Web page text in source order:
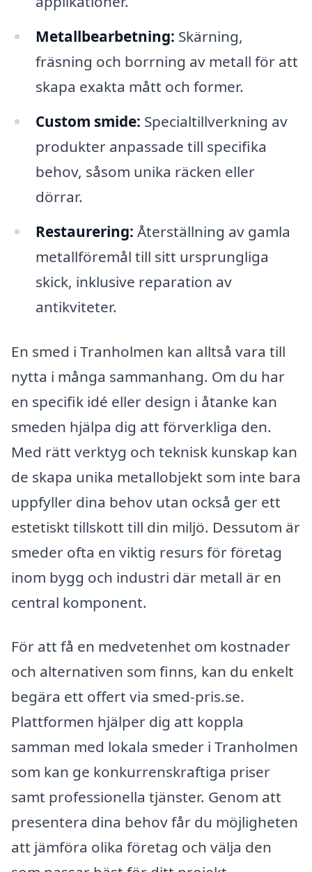
Metallbearbetning: Skärning,
fräsning och borrning av metall för att
skapa exakta mått och former.
Custom smide: Specialtillverkning av
produkter anpassade till specifika
behov, såsom unika räcken eller
dörrar.
Restaurering: Återställning av gamla
metallföremål till sitt ursprungliga
skick, inklusive reparation av
antikviteter.
En smed i Tranholmen kan alltså vara till
nytta i många sammanhang. Om du har
en specifik idé eller design i åtanke kan
smeden hjälpa dig att förverkliga den.
Med rätt verktyg och teknisk kunskap kan
de skapa unika metallobjekt som inte bara
uppfyller dina behov utan också ger ett
estetiskt tillskott till din miljö. Dessutom är
smeder ofta en viktig resurs för företag
inom bygg och industri där metall är en
central komponent.
För att få en medvetenhet om kostnader
och alternativen som finns, kan du enkelt
begära ett offert via smed-pris.se.
Plattformen hjälper dig att koppla
samman med lokala smeder i Tranholmen
som kan ge konkurrenskraftiga priser
samt professionella tjänster. Genom att
presentera dina behov får du möjligheten
att jämföra olika företag och välja den